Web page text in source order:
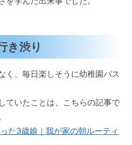
渋り
く、毎日楽しそうに幼稚園バス
ていたことは、こちらの記事で
た3歳娘｜我が家の朝ルーティ